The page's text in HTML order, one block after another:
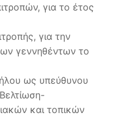
για το έτος
για την
γεννηθέντων το
ως υπεύθυνου
και τοπικών